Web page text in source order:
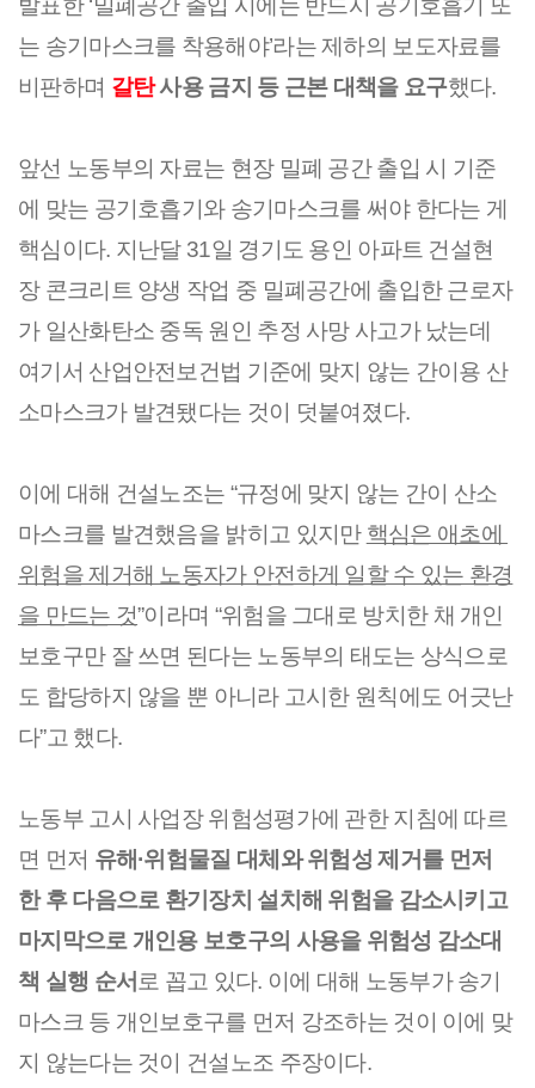
발표한 ‘밀폐공간 출입 시에는 반드시 공기호흡기 또
는 송기마스크를 착용해야’라는 제하의 보도자료를
비판하며 갈탄 사용 금지 등 근본 대책을 요구했다.
앞선 노동부의 자료는 현장 밀폐 공간 출입 시 기준
에 맞는 공기호흡기와 송기마스크를 써야 한다는 게
핵심이다. 지난달 31일 경기도 용인 아파트 건설현
장 콘크리트 양생 작업 중 밀폐공간에 출입한 근로자
가 일산화탄소 중독 원인 추정 사망 사고가 났는데
여기서 산업안전보건법 기준에 맞지 않는 간이용 산
소마스크가 발견됐다는 것이 덧붙여졌다.
이에 대해 건설노조는 “규정에 맞지 않는 간이 산소
마스크를 발견했음을 밝히고 있지만 핵심은 애초에
위험을 제거해 노동자가 안전하게 일할 수 있는 환경
을 만드는 것”이라며 “위험을 그대로 방치한 채 개인
보호구만 잘 쓰면 된다는 노동부의 태도는 상식으로
도 합당하지 않을 뿐 아니라 고시한 원칙에도 어긋난
다”고 했다.
노동부 고시 사업장 위험성평가에 관한 지침에 따르
면 먼저 유해·위험물질 대체와 위험성 제거를 먼저
한 후 다음으로 환기장치 설치해 위험을 감소시키고
마지막으로 개인용 보호구의 사용을 위험성 감소대
책 실행 순서 로 꼽고 있다. 이에 대해 노동부가 송기
마스크 등 개인보호구를 먼저 강조하는 것이 이에 맞
지 않는다는 것이 건설노조 주장이다.